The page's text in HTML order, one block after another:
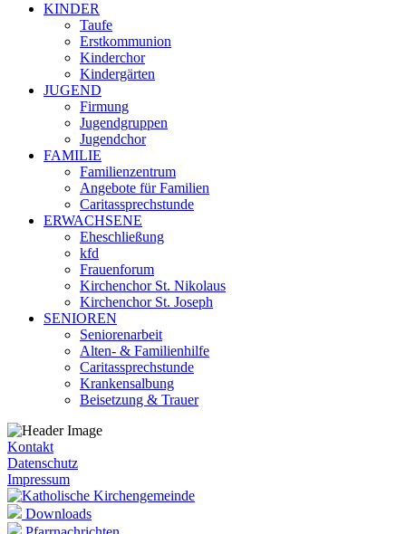
KINDER
Taufe
Erstkommunion
Kinderchor
Kindergärten
JUGEND
Firmung
Jugendgruppen
Jugendchor
FAMILIE
Familienzentrum
Angebote für Familien
Caritassprechstunde
ERWACHSENE
Eheschließung
kfd
Frauenforum
Kirchenchor St. Nikolaus
Kirchenchor St. Joseph
SENIOREN
Seniorenarbeit
Alten- & Familienhilfe
Caritassprechstunde
Krankensalbung
Beisetzung & Trauer
Kontakt
Datenschutz
Impressum
Downloads